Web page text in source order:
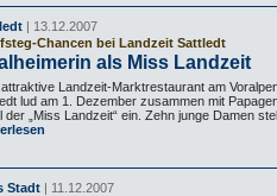
| 13.12.2007
Chancen bei Landzeit Sattledt
als Miss Landzeit
Landzeit-Marktrestaurant am
lud am 1. Dezember zusammen mit
der „Miss Landzeit“ ein. Zehn junge Damen
Stadt | 11.12.2007